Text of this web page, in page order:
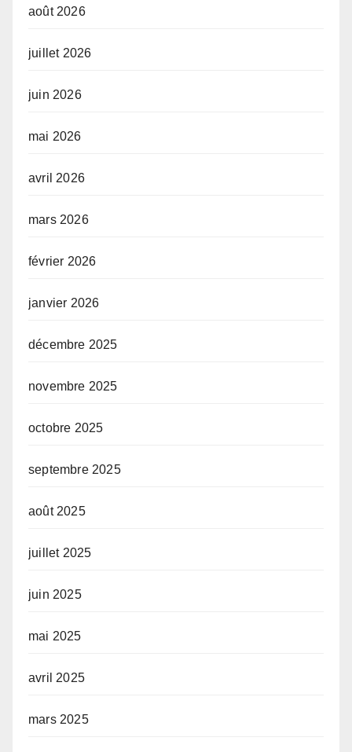
août 2026
juillet 2026
juin 2026
mai 2026
avril 2026
mars 2026
février 2026
janvier 2026
décembre 2025
novembre 2025
octobre 2025
septembre 2025
août 2025
juillet 2025
juin 2025
mai 2025
avril 2025
mars 2025